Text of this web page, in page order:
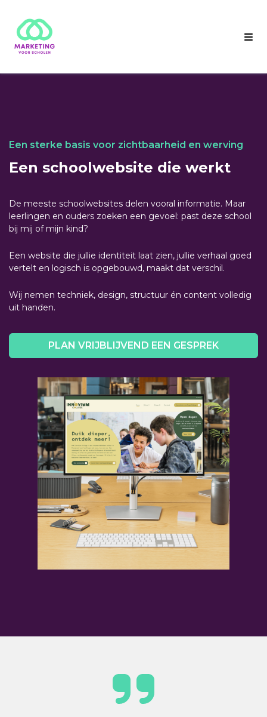
Een sterke basis voor zichtbaarheid en werving
Een schoolwebsite die werkt
De meeste schoolwebsites delen vooral informatie. Maar
leerlingen en ouders zoeken een gevoel: past deze school
bij mij of mijn kind?
Een website die jullie identiteit laat zien, jullie verhaal goed
vertelt en logisch is opgebouwd, maakt dat verschil.
Wij nemen techniek, design, structuur én content volledig
uit handen.
PLAN VRIJBLIJVEND EEN GESPREK